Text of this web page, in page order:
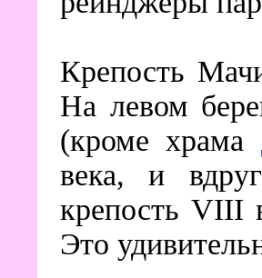
Крепость
На левом
(кроме храма
века, и
крепость VIII
Это